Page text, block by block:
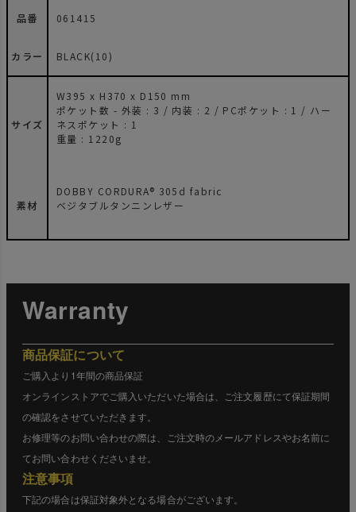
品番 061415
カラー BLACK(10)
サイズ
W395 x H370 x D150 mm
ポケット数 - 外装 : 3 / 内装 : 2 / PCポケット : 1 / ハー
ネスポケット : 1
重量 : 1220g
素材
DOBBY CORDURA® 305d fabric
ベジタブルタンニンレザー
Warranty
商品保証について
ご購入より1年間の商品保証
オンラインストアでご購入いただいた場合は、ご注文履歴にて保証期間
の確認をさせていただきます。
お修理等のお問い合わせの際は、ご注文時のメールアドレスやお名前に
てお問い合わせくださいませ。
注意事項
下記の場合は保証対象外となる場合がございます。